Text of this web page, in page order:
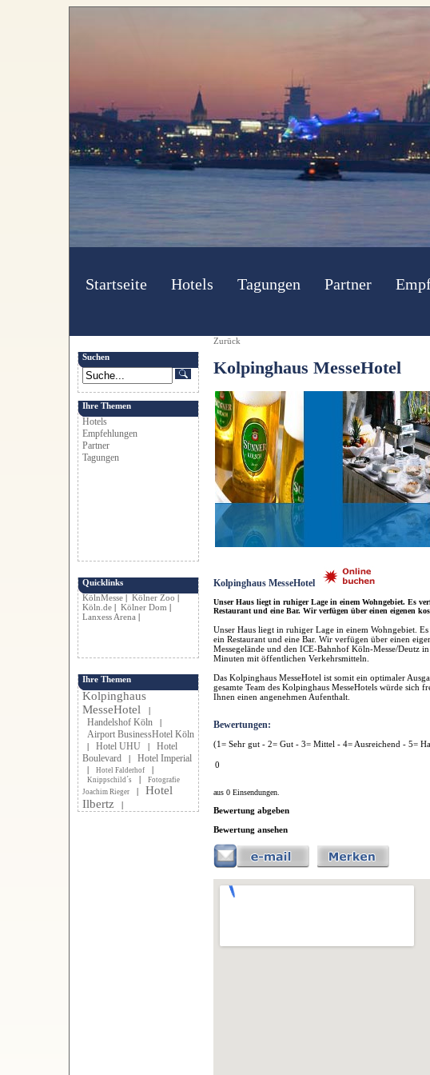
Startseite Hotels Tagungen Partner
Suchen
Ihre Themen
Hotels
Empfehlungen
Partner
Tagungen
Quicklinks
KölnMesse| Kölner Zoo
Köln.de| Kölner Dom
Lanxess Arena
Ihre Themen
Kolpinghaus
MesseHotel
Handelshof Köln|
Airport BusinessHotel Köln
Hotel UHU
Hotel
Boulevard
Hotel Imperial
Hotel Falderhof|
Knippschild´s
Fotografie
Joachim Rieger| Hotel
Ilbertz|
Zurück
Kolpinghaus MesseHotel
Kolpinghaus MesseHotel
Unser Haus liegt in ruhiger Lage in einem Wohngebiet. Es
Restaurant und eine Bar. Wir verfügen über einen eigenen
Unser Haus liegt in ruhiger Lage in einem Wohngebiet.
ein Restaurant und eine Bar. Wir verfügen über einen
Messegelände und den ICE-Bahnhof Köln-Messe/Deutz
Minuten mit öffentlichen Verkehrsmitteln.
Das Kolpinghaus MesseHotel ist somit ein optimaler
gesamte Team des Kolpinghaus MesseHotels würde sich
Ihnen einen angenehmen Aufenthalt.
Bewertungen:
(1= Sehr gut - 2= Gut - 3= Mittel - 4= Ausreichend - 5=
0
aus 0 Einsendungen.
Bewertung abgeben
Bewertung ansehen